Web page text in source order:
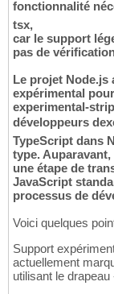
fonctionnalité
tsx,
car le support
pas de
Le projet
expérimental
experimental-
développeurs
TypeScript dans
type.
une étape de
JavaScript
processus de
Voici quelques
Support
actuellement
utilisant le